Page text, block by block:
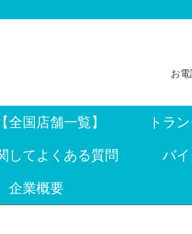
お
全国店舗一覧】 トラ
してよくある質問 バ
企業概要